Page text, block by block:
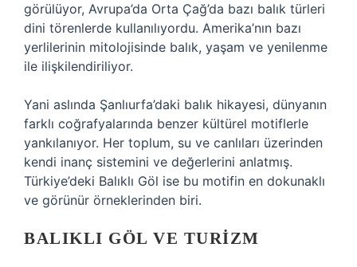
görülüyor, Avrupa’da Orta Çağ’da bazı balık türleri
dini törenlerde kullanılıyordu. Amerika’nın bazı
yerlilerinin mitolojisinde balık, yaşam ve yenilenme
ile ilişkilendiriliyor.
Yani aslında Şanlıurfa’daki balık hikayesi, dünyanın
farklı coğrafyalarında benzer kültürel motiflerle
yankılanıyor. Her toplum, su ve canlıları üzerinden
kendi inanç sistemini ve değerlerini anlatmış.
Türkiye’deki Balıklı Göl ise bu motifin en dokunaklı
ve görünür örneklerinden biri.
BALIKLI GÖL VE TURIZM